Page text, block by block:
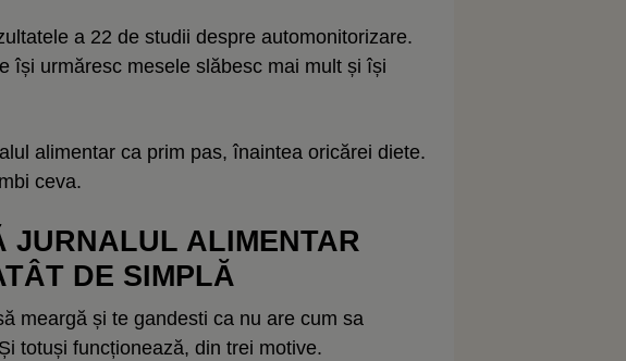
a 22 de studii despre automonitorizare.
își urmăresc mesele slăbesc mai mult și își
alimentar ca prim pas, înaintea oricărei diete.
ceva.
JURNALUL ALIMENTAR
DE SIMPLĂ
meargă și te gandesti ca nu are cum sa
totuși funcționează, din trei motive.